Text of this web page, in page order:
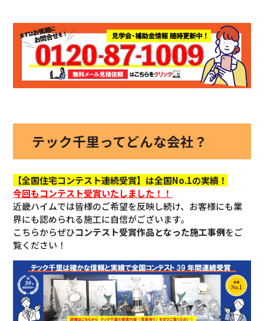
テック千里ってどんな会社？
【全国住宅コンテスト連続受賞】は全国No.1の実績！
今回もコンテスト受賞いたしました！！
近畿ハイムでは皆様のご希望を反映し続け、お客様にも業
界にも認められる施工に自信がございます。
こちらからぜひコンテスト受賞作品となった施工事例をご
覧ください！